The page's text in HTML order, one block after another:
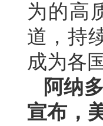
为的高
道，持
成为各
阿纳
宣布，